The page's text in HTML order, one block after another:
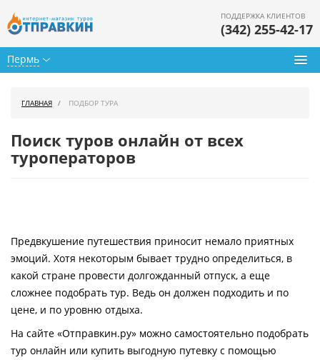
Пермь
ПОДДЕРЖКА КЛИЕНТОВ
(342) 255-42-17
Горящие туры
Страны
Как купить
Контакты
ГЛАВНАЯ ПОДБОР ТУРА
Поиск туров онлайн от всех
туроператоров
Предвкушение путешествия приносит немало приятных
эмоций. Хотя некоторым бывает трудно определиться, в
какой стране провести долгожданный отпуск, а еще
сложнее подобрать тур. Ведь он должен подходить и по
цене, и по уровню отдыха.
На сайте «Отправкин.ру» можно самостоятельно подобрать
тур онлайн или купить выгодную путевку с помощью